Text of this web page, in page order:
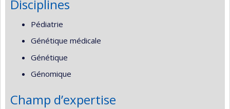
Disciplines
Pédiatrie
Génétique médicale
Génétique
Génomique
Champ d’expertise